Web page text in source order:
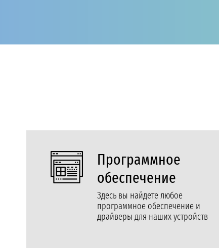
Программное
обеспечение
Здесь вы найдете любое
программное обеспечение и
драйверы для наших устройств